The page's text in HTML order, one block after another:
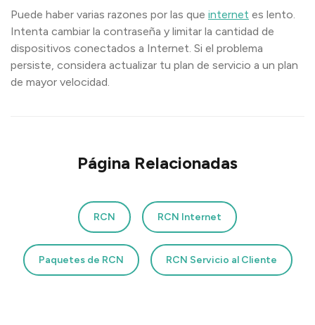
Puede haber varias razones por las que internet es lento.
Intenta cambiar la contraseña y limitar la cantidad de
dispositivos conectados a Internet. Si el problema
persiste, considera actualizar tu plan de servicio a un plan
de mayor velocidad.
Página Relacionadas
RCN RCN Internet
Paquetes de RCN RCN Servicio al Cliente